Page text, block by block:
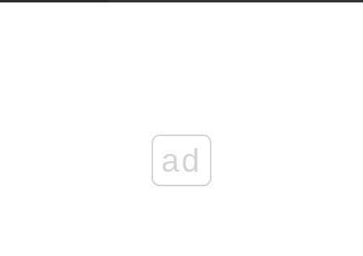
ad